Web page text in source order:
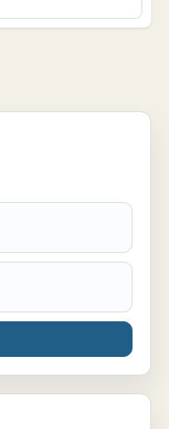
/ bygningsarbejder /